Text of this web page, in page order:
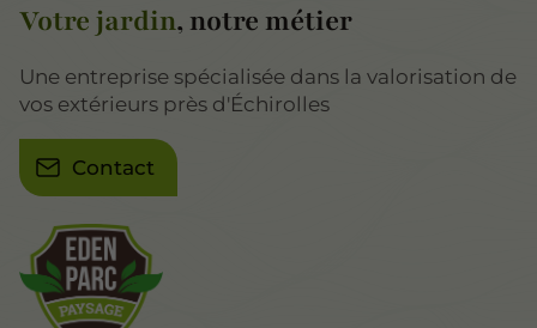
Votre jardin, notre métier
Une entreprise spécialisée dans la valorisation de
vos extérieurs près d'Échirolles
Contact